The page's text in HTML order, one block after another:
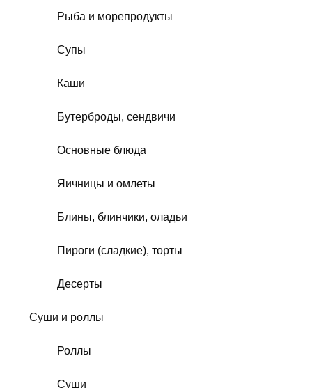
Рыба и морепродукты
Супы
Каши
Бутерброды, сендвичи
Основные блюда
Яичницы и омлеты
Блины, блинчики, оладьи
Пироги (сладкие), торты
Десерты
Суши и роллы
Роллы
Суши